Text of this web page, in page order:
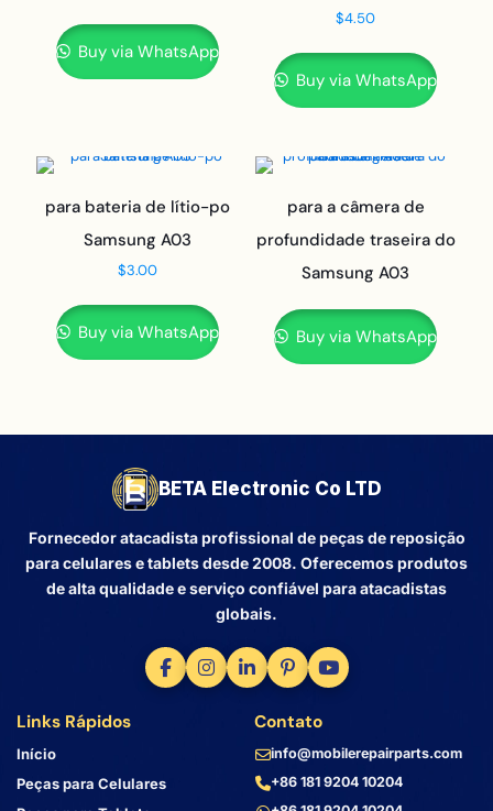
Buy via WhatsApp
$4.50
Buy via WhatsApp
para bateria de lítio-po
Samsung A03
$3.00
Buy via WhatsApp
para a câmera de
profundidade traseira do
Samsung A03
Buy via WhatsApp
BETA Electronic Co LTD
Fornecedor atacadista profissional de peças de reposição
para celulares e tablets desde 2008. Oferecemos produtos
de alta qualidade e serviço confiável para atacadistas
globais.
Links Rápidos
Início
Peças para Celulares
Contato
info@mobilerepairparts.com
+86 181 9204 10204